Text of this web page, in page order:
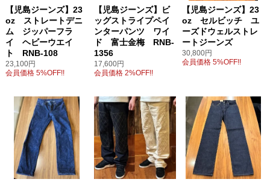
【児島ジーンズ】23
oz ストレートデニ
ム ジッパーフラ
イ ヘビーウエイ
ト RNB-108
23,100円
会員価格 5%OFF!!
【児島ジーンズ】ビ
ッグストライプペイ
ンターパンツ ワイ
ド 富士金梅 RNB-
1356
17,600円
会員価格 2%OFF!!
【児島ジーンズ】23
oz セルビッチ ユ
ーズドウェルストレ
ートジーンズ
30,800円
会員価格 5%OFF!!